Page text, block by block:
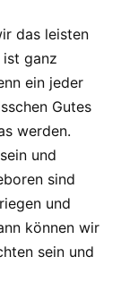
das leisten
ist ganz
ein jeder
Gutes
werden.
und
sind
und
können wir
sein und